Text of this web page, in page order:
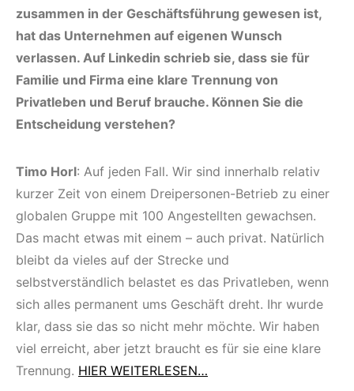
zusammen in der Geschäftsführung gewesen ist,
hat das Unternehmen auf eigenen Wunsch
verlassen. Auf Linkedin schrieb sie, dass sie für
Familie und Firma eine klare Trennung von
Privatleben und Beruf brauche. Können Sie die
Entscheidung verstehen?
Timo Horl: Auf jeden Fall. Wir sind innerhalb relativ
kurzer Zeit von einem Dreipersonen-Betrieb zu einer
globalen Gruppe mit 100 Angestellten gewachsen.
Das macht etwas mit einem – auch privat. Natürlich
bleibt da vieles auf der Strecke und
selbstverständlich belastet es das Privatleben, wenn
sich alles permanent ums Geschäft dreht. Ihr wurde
klar, dass sie das so nicht mehr möchte. Wir haben
viel erreicht, aber jetzt braucht es für sie eine klare
Trennung. HIER WEITERLESEN…